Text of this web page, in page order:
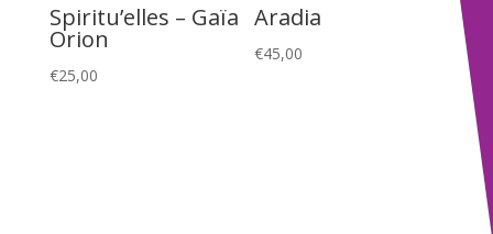
Spiritu’elles – Gaïa
Orion
€25,00
Aradia
€45,00